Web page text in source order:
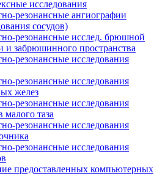
исследования
резонансные ангиографии
сосудов)
резонансные исслед. брюшной
и забрюшинного пространства
резонансные исследования
резонансные исследования
желез
резонансные исследования
малого таза
резонансные исследования
резонансные исследования
предоставленных компьютерных